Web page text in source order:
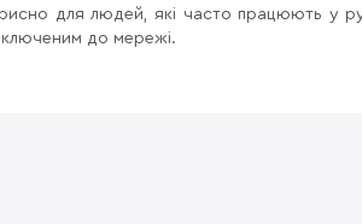
для людей, які часто працюють у
до мережі.